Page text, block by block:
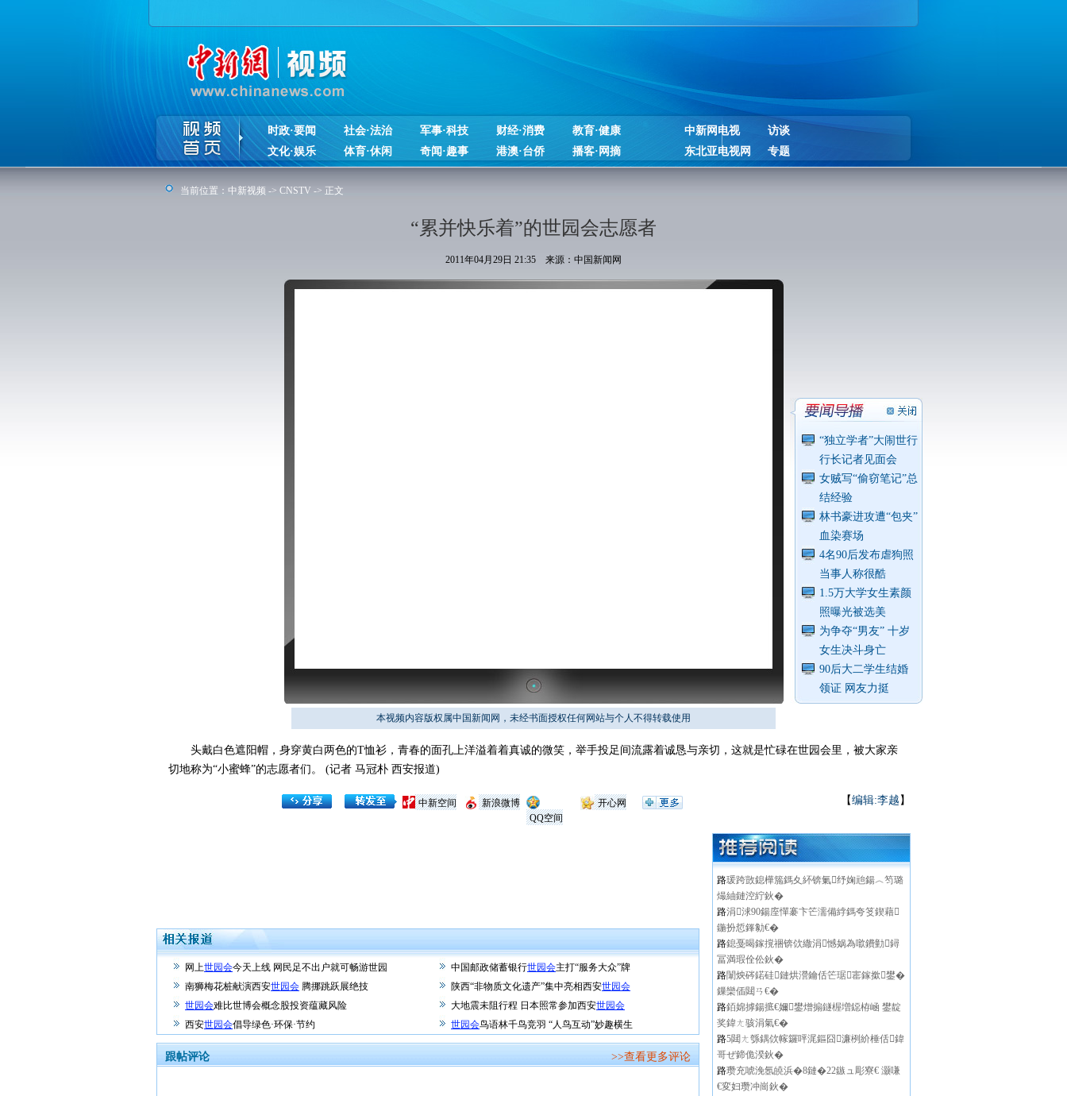
时政·要闻 社会·法治 军事·科技 财经·消费
教育·健康
文化·娱乐
体育·休闲 奇闻·趣事 港澳·台侨 播客·网摘
中新网电视
访谈
东北亚电视网
专题
当前位置： 中新视频 -> CNSTV -> 正文
“累并快乐着”的世园会志愿者
2011年04月29日 21:35 来源：中国新闻网
“独立学者”大闹世行
行长记者见面会
女贼写“偷窃笔记”总
结经验
林书豪进攻遭“包夹”
血染赛场
4名90后发布虐狗照
当事人称很酷
1.5万大学女生素颜
照曝光被选美
为争夺“男友” 十岁
女生决斗身亡
90后大二学生结婚
领证 网友力挺
本视频内容版权属中国新闻网，未经书面授权任何网站与个人不得转载使用
头戴白色遮阳帽，身穿黄白两色的T恤衫，青春的面孔上洋溢着着真诚的微笑，举手投足间流露着诚恳与亲切，这就是忙碌在世园会里，被大家亲
切地称为“小蜜蜂”的志愿者们。 (记者 马冠朴 西安报道)
【编辑:李越 】
开心网
QQ空间
新浪微博
中新空间
网上世园会今天上线 网民足不出户就可畅游世园 中国邮政储蓄银行世园会主打“服务大众”牌
南狮梅花桩献演西安世园会 腾挪跳跃展绝技 陕西“非物质文化遗产”集中亮相西安世园会
世园会难比世博会概念股投资蕴藏风险 大地震未阻行程 日本照常参加西安世园会
西安世园会倡导绿色·环保·节约 世园会鸟语林千鸟竞羽 “人鸟互动”妙趣横生
跟帖评论 >>查看更多评论
路瑗跨敳鎴樺箷鎷夊紑锛氭纾婅兘鍚︿笉璐
熶紬鏈涳紵鈥�
路涓浗90鍚庢憚褰卞笀濡備綍鎷夸笅鍥藉
鍦扮悊鎽勨€�
路鎴戞暍鎵撹祵锛佽繖涓憾娲為噷鐨勭鐞
冨満瑕佺伀鈥�
路闈炴硶鍩硅鏈烘瀯鑰佸笀琚寚鎵撳鐢�
鏁欒偛閮ㄢ€�
路銆婂摢鍚掋€嬭鐢熷搧鐩楃増鐚栫崡 鐢靛
奖鍏ㄤ骇涓氣€�
路5閮ㄤ綔鍝佽幏鑼呯浘鏂囧濂栵紒棰佸鍏
哥ぜ鍗佹湀鈥�
路瓒充唬浼氬皢浜�8鏈�22鏃ュ彫寮€ 灏嗛
€変妇瓒冲崗鈥�